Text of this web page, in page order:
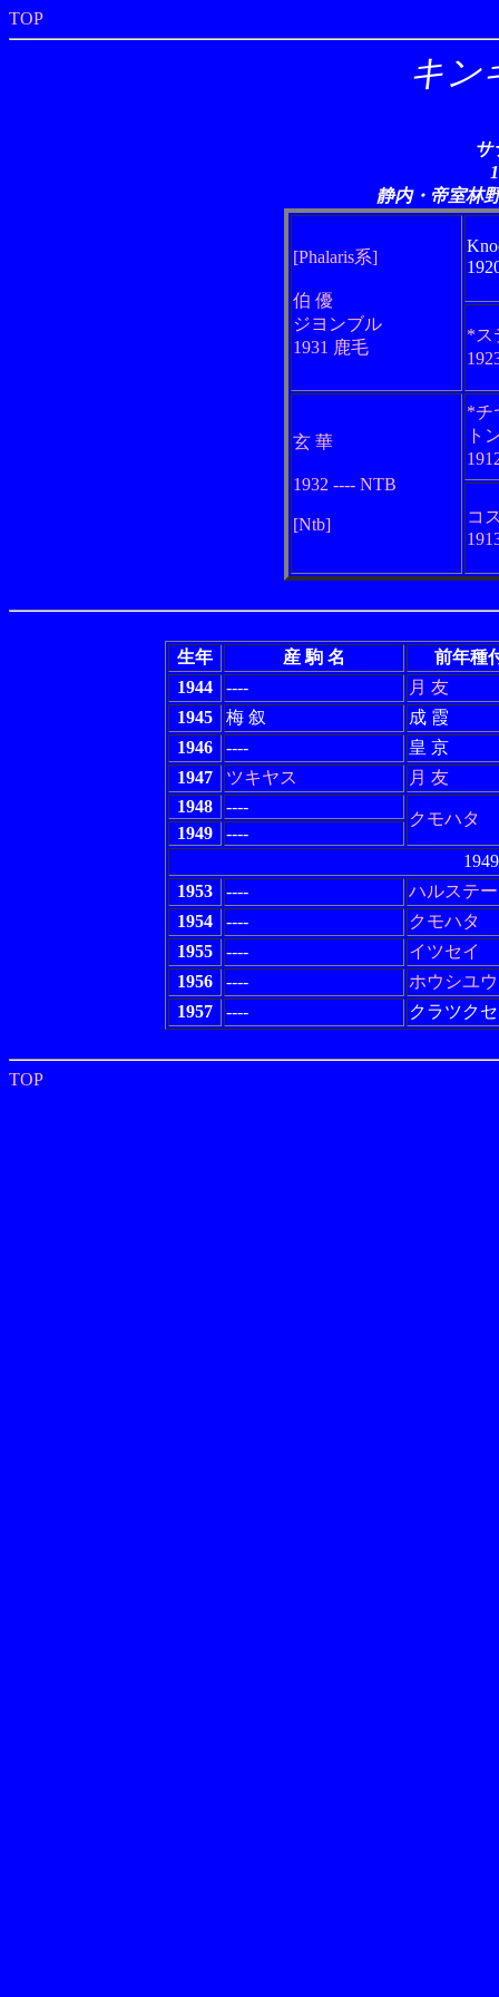
TOP
キン
サ
静内・帝室林
[Phalaris系]
伯 優
ジヨンブル
1931 鹿毛
*ス
玄 華
1932 ---- NTB
[Ntb]
*チ
ト
コ
生年 産 駒 名
前年種
1944
----
月 友
1945
梅 叙
成 霞
1946
----
皇 京
1947
ツキヤス
月 友
1948
----
クモハタ
1949
----
1953
----
ハルステ
1954
----
クモハタ
1955
----
イツセイ
1956
----
ホウシユウ
1957
---- クラツク
TOP